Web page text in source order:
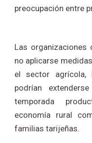
preocupación entre
Las organizaciones
no aplicarse
el sector
podrían
temporada
economía rural
familias tarijeñas.